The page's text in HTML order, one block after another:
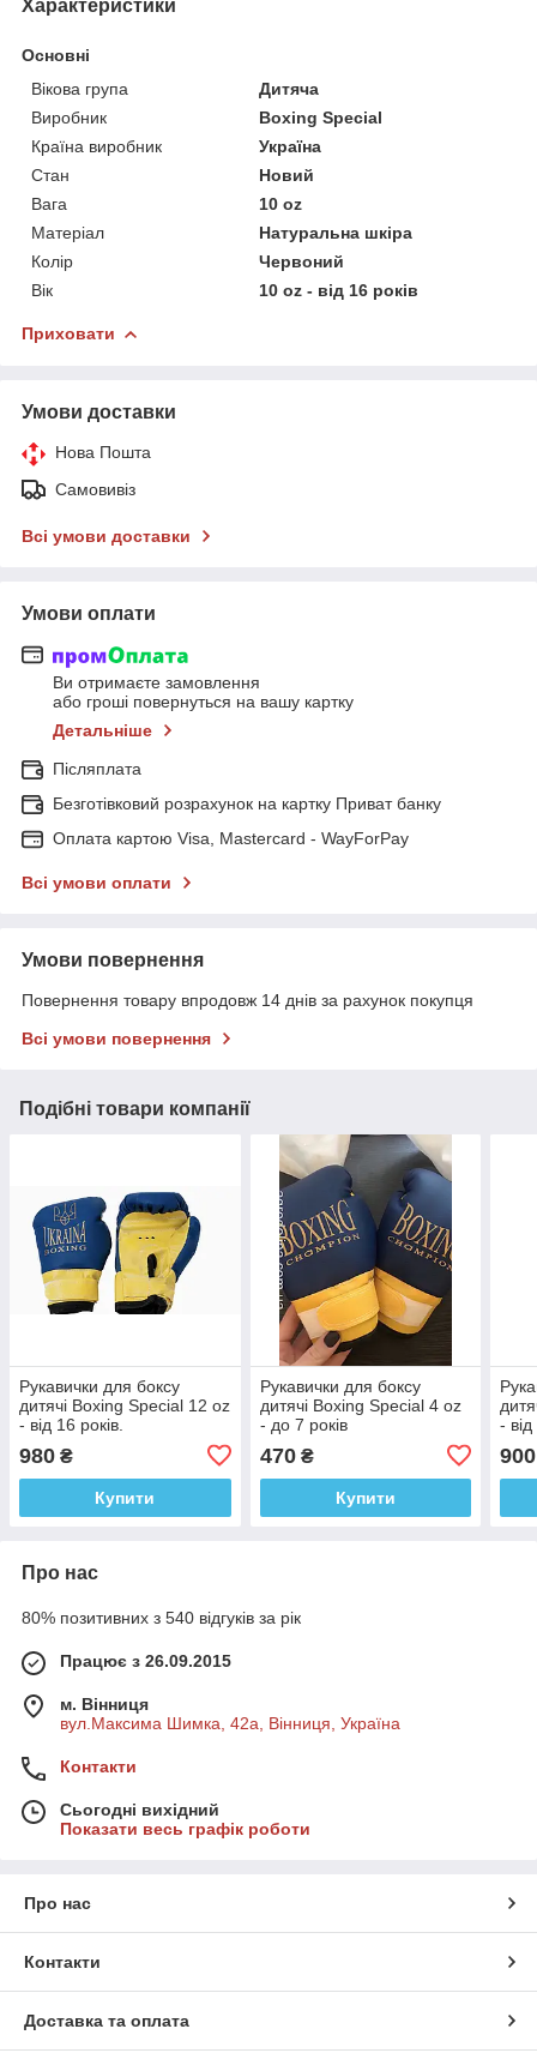
Характеристики
Основні
Вікова група
Дитяча
Виробник
Boxing Special
Країна виробник
Україна
Стан
Новий
Вага
10 oz
Матеріал
Натуральна шкіра
Колір
Червоний
Вік
10 oz - від 16 років
Приховати
Умови доставки
Нова Пошта
Самовивіз
Всі умови доставки
Умови оплати
Ви отримаєте замовлення
або гроші повернуться на вашу картку
Детальніше
Післяплата
Безготівковий розрахунок на картку Приват банку
Оплата картою Visa, Mastercard - WayForPay
Всі умови оплати
Умови повернення
Повернення товару впродовж 14 днів за рахунок покупця
Всі умови повернення
Подібні товари компанії
Рукавички для боксу
дитячі Boxing Special 12 oz
- від 16 років.
980 ₴
Купити
Рукавички для боксу
дитячі Boxing Special 4 oz
- до 7 років
470₴
Купити
-
900
Про нас
80% позитивних з 540 відгуків за рік
Працює з 26.09.2015
м. Вінниця
вул.Максима Шимка, 42а, Вінниця, Україна
Контакти
Сьогодні вихідний
Показати весь графік роботи
Про нас
Контакти
Доставка та оплата